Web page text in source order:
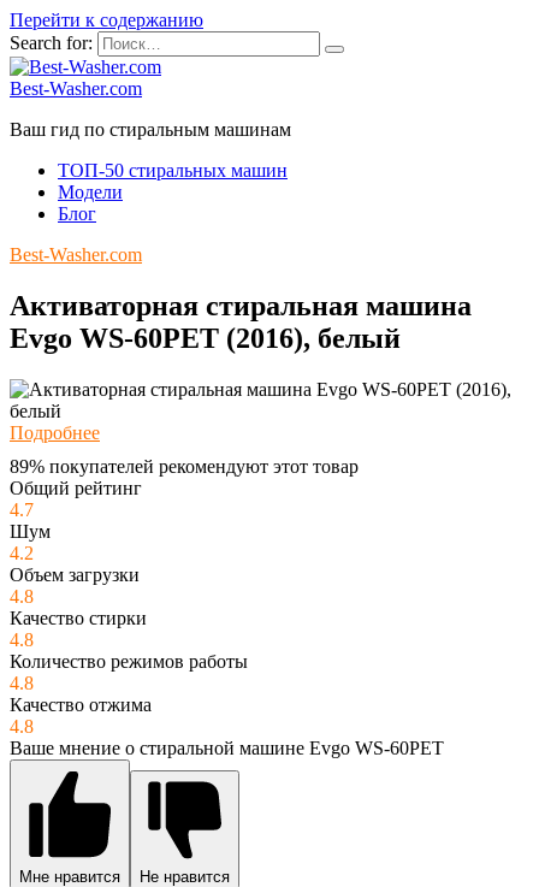
Перейти к содержанию
Search for:
Best-Washer.com
Ваш гид по стиральным машинам
ТОП-50 стиральных машин
Модели
Блог
Best-Washer.com
Активаторная стиральная машина
Evgo WS-60PET (2016), белый
Подробнее
89% покупателей рекомендуют этот товар
Общий рейтинг
4.7
Шум
4.2
Объем загрузки
4.8
Качество стирки
4.8
Количество режимов работы
4.8
Качество отжима
4.8
Ваше мнение о стиральной машине Evgo WS-60PET
Мне нравится Не нравится